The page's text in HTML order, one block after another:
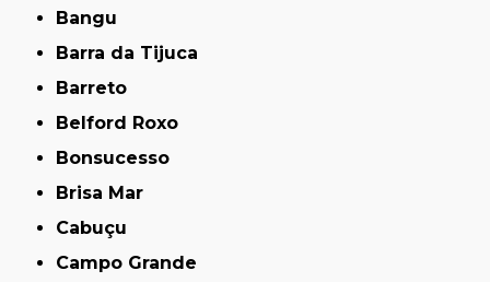
Bangu
Barra da Tijuca
Barreto
Belford Roxo
Bonsucesso
Brisa Mar
Cabuçu
Campo Grande